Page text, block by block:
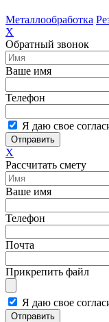
Металлообработка
X
Обратный звонок
Ваше имя
Телефон
Я даю свое
Отправить
X
Рассчитать смету
Ваше имя
Телефон
Почта
Прикрепить файл
Я даю свое
Отправить